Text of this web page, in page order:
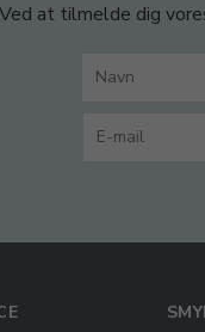
Ved at tilmelde dig